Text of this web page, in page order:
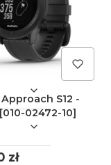
Garmin
S12 -
02472-10]
zł